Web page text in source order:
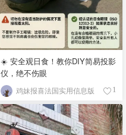
☀️ 安全观日食！教你DIY简易投影
仪，绝不伤眼
鸡妹报喜法国实用信息版 1